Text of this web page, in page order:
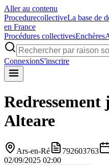
Aller au contenu
ProcedurecollectiveLa base de
en France
Procédures collectivesEnchères
ConnexionS'inscrire
Alteare
Ars-en-Ré 792603763
02/09/2025 02:00